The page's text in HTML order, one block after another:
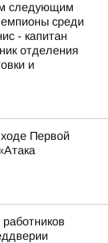
следующим
среди
- капитан
отделения
и
Первой